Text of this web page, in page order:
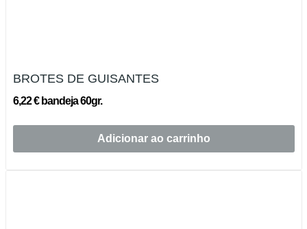
BROTES DE GUISANTES
6,22 € bandeja 60gr.
Adicionar ao carrinho